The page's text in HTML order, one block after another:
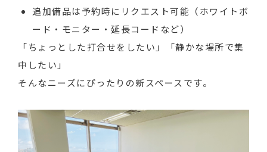
追加備品は予約時にリクエスト可能（ホワイトボ
ード・モニター・延長コードなど）
「ちょっとした打合せをしたい」「静かな場所で集
中したい」
そんなニーズにぴったりの新スペースです。